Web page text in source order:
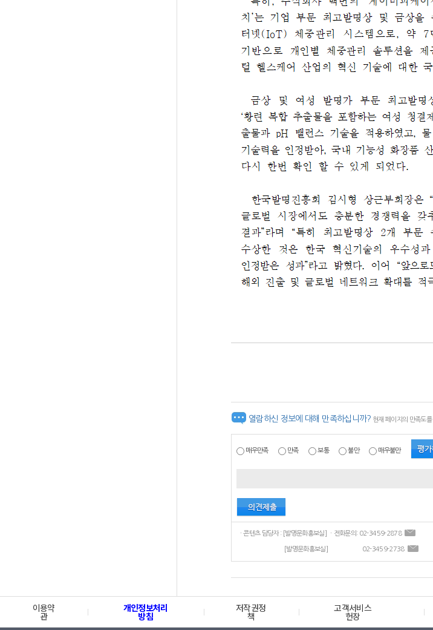
열람하신 정보에 대해 만족하십니까? 현재 페이지의 만족도
매우만족 만족 보통 불만 매우불만
ㆍ콘텐츠 담당자 : [발명문화홍보실] ㆍ전화문의: 02-3459-2878
[발명문화홍보실] 02-3459-2738
이용약
관
개인정보처리
방침
저작권정
책
고객서비스
헌장